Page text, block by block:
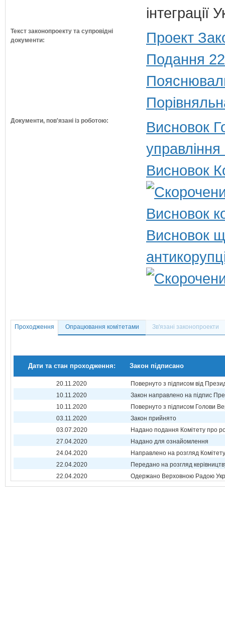
Текст законопроекту та супровідні
документи:
Проект
Подання
Документи, пов'язані із роботою:
Висновок
Висновок
Висновок
Висновок
Проходження Опрацювання комітетами Зв'язані законопроекти
Дати та стан проходження: Закон підписано
20.11.2020
Повернуто з підписом від
10.11.2020
Закон направлено на підпис
10.11.2020
Повернуто з підписом Голови
03.11.2020
Закон прийнято
03.07.2020
Надано подання Комітету про
27.04.2020
Надано для ознайомлення
24.04.2020
Направлено на розгляд Комітету
22.04.2020
Передано на розгляд
22.04.2020
Одержано Верховною Радою